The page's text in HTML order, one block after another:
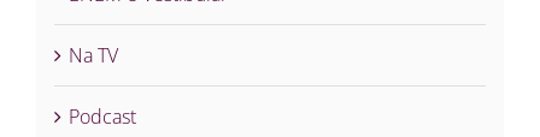
Na TV
Podcast